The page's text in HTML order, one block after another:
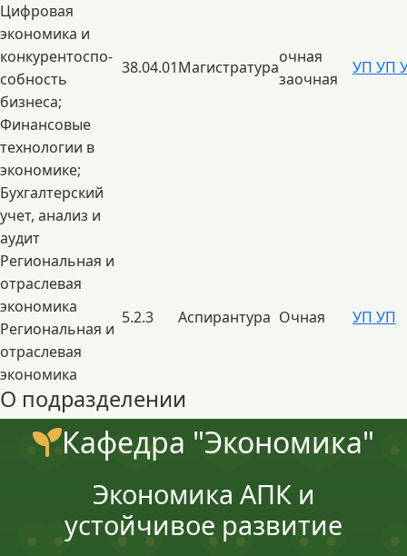
Цифровая
экономика и
конкурентоспо-
собность
бизнеса;
Финансовые
технологии в
экономике;
Бухгалтерский
учет, анализ и
аудит
38.04.01Магистратура
очная
заочная
УП УП
Региональная и
отраслевая
экономика
Региональная и
отраслевая
экономика
5.2.3 Аспирантура Очная УП УП
О подразделении
Кафедра "Экономика"
Экономика АПК и
устойчивое развитие